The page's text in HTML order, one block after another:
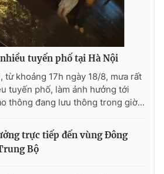
hình Việt Nam
tuyến phố tại Hà Nội
từ khoảng 17h ngày 18/8, mưa rất
tuyến phố, làm ảnh hưởng tới
thông đang lưu thông trong giờ...
trực tiếp đến vùng Đông
Bộ